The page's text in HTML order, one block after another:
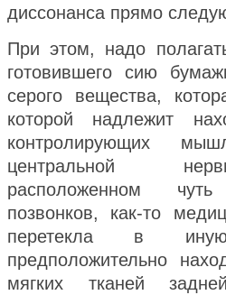
диссонанса прямо
При этом, надо
готовившего сию
серого вещества,
которой надлежит
контролирующих
центральной
расположенном
позвонков, как-то
перетекла в
предположительно
мягких тканей